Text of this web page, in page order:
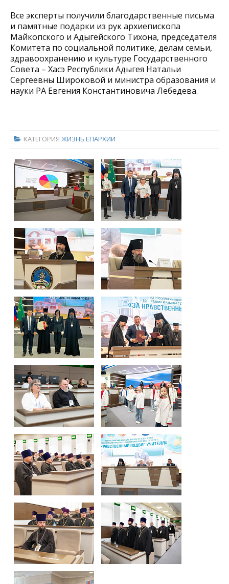
Все эксперты получили благодарственные письма
и памятные подарки из рук архиепископа
Майкопского и Адыгейского Тихона, председателя
Комитета по социальной политике, делам семьи,
здравоохранению и культуре Государственного
Совета – Хасэ Республики Адыгея Натальи
Сергеевны Широковой и министра образования и
науки РА Евгения Константиновича Лебедева.
КАТЕГОРИЯ ЖИЗНЬ ЕПАРХИИ